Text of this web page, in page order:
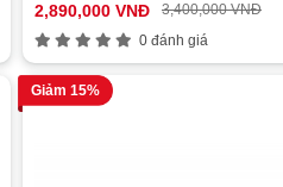
2,890,000 VNĐ
3,400,000 VNĐ
0 đánh giá
Giảm 15%